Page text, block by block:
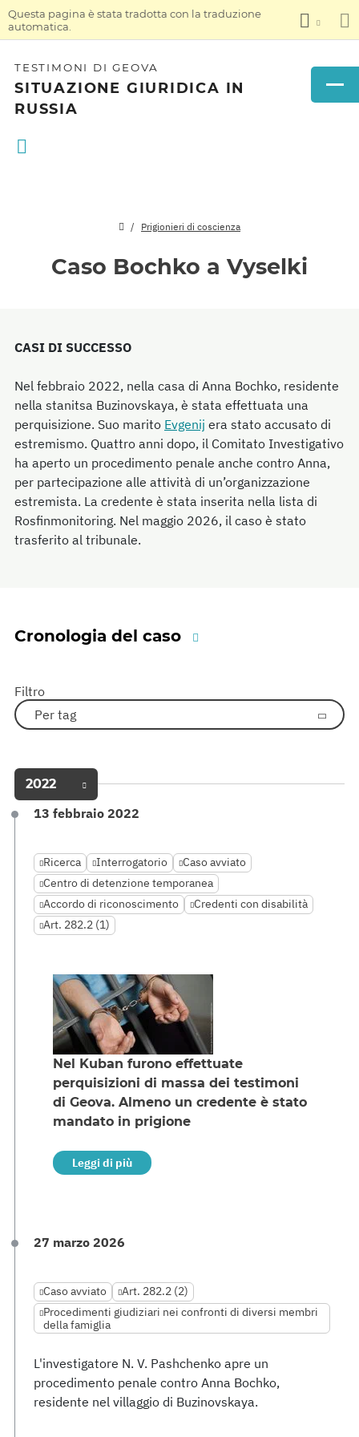
Questa pagina è stata tradotta con la traduzione
automatica.
TESTIMONI DI GEOVA
SITUAZIONE GIURIDICA IN
RUSSIA
Prigionieri di coscienza
Caso Bochko a Vyselki
CASI DI SUCCESSO
Nel febbraio 2022, nella casa di Anna Bochko, residente
nella stanitsa Buzinovskaya, è stata effettuata una
perquisizione. Suo marito Evgenij era stato accusato di
estremismo. Quattro anni dopo, il Comitato Investigativo
ha aperto un procedimento penale anche contro Anna,
per partecipazione alle attività di un’organizzazione
estremista. La credente è stata inserita nella lista di
Rosfinmonitoring. Nel maggio 2026, il caso è stato
trasferito al tribunale.
Cronologia del caso
Filtro
Per tag
2022
13 febbraio 2022
Ricerca Interrogatorio
Caso avviato
Centro di detenzione temporanea
Accordo di riconoscimento
Credenti con disabilità
Art. 282.2 (1)
Nel Kuban furono effettuate
perquisizioni di massa dei testimoni
di Geova. Almeno un credente è stato
mandato in prigione
Leggi di più
27 marzo 2026
Caso avviato
Art. 282.2 (2)
Procedimenti giudiziari nei confronti di diversi membri
della famiglia
L'investigatore N. V. Pashchenko apre un
procedimento penale contro Anna Bochko,
residente nel villaggio di Buzinovskaya.